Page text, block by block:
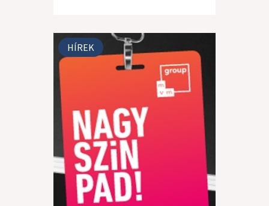
HÍREK